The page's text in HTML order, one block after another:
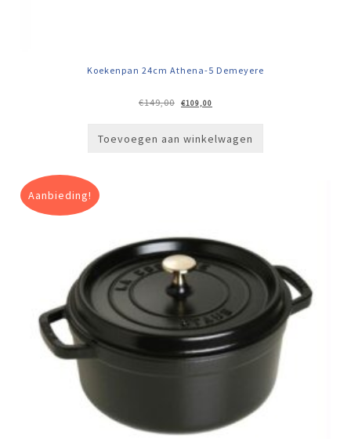
Koekenpan 24cm Athena-5 Demeyere
€149,00
Oorspronkelijke
prijs
€109,00
prijs
Toevoegen aan winkelwagen
Aanbieding!